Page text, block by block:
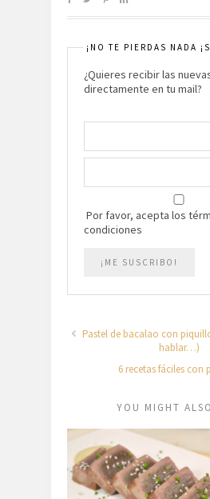
¡NO TE PIERDAS NADA
¿Quieres recibir las
directamente en tu mail?
Por favor, acepta los
condiciones
Pastel de bacalao con
hablar…)
6 recetas fáciles con
YOU MIGHT